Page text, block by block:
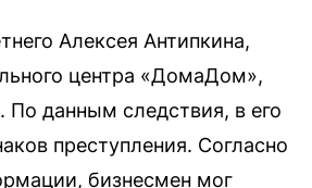
Алексея Антипкина,
центра «ДомаДом»,
данным следствия, в его
преступления. Согласно
бизнесмен мог